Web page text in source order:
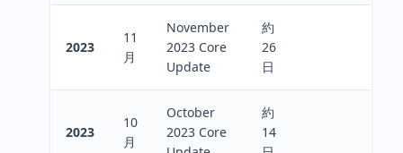
2023
11
月
November
2023 Core
Update
約
26
日
2023
10
月
October
2023 Core
約
14